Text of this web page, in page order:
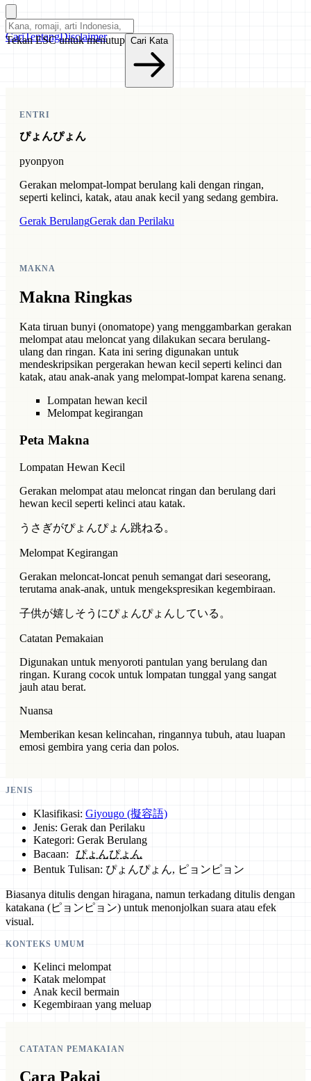
CariTentangDisclaimer
Tekan ESC untuk menutup Cari Kata
ENTRI
ぴょんぴょん
pyonpyon
Gerakan melompat-lompat berulang kali dengan ringan,
seperti kelinci, katak, atau anak kecil yang sedang gembira.
Gerak BerulangGerak dan Perilaku
MAKNA
Makna Ringkas
Kata tiruan bunyi (onomatope) yang menggambarkan gerakan
melompat atau meloncat yang dilakukan secara berulang-
ulang dan ringan. Kata ini sering digunakan untuk
mendeskripsikan pergerakan hewan kecil seperti kelinci dan
katak, atau anak-anak yang melompat-lompat karena senang.
Lompatan hewan kecil
Melompat kegirangan
Peta Makna
Lompatan Hewan Kecil
Gerakan melompat atau meloncat ringan dan berulang dari
hewan kecil seperti kelinci atau katak.
うさぎがぴょんぴょん跳ねる。
Melompat Kegirangan
Gerakan meloncat-loncat penuh semangat dari seseorang,
terutama anak-anak, untuk mengekspresikan kegembiraan.
子供が嬉しそうにぴょんぴょんしている。
Catatan Pemakaian
Digunakan untuk menyoroti pantulan yang berulang dan
ringan. Kurang cocok untuk lompatan tunggal yang sangat
jauh atau berat.
Nuansa
Memberikan kesan kelincahan, ringannya tubuh, atau luapan
emosi gembira yang ceria dan polos.
JENIS
Klasifikasi: Giyougo (擬容語)
Jenis: Gerak dan Perilaku
Kategori: Gerak Berulang
Bacaan:
ぴょんぴょん
Bentuk Tulisan: ぴょんぴょん, ピョンピョン
Biasanya ditulis dengan hiragana, namun terkadang ditulis dengan
katakana (ピョンピョン) untuk menonjolkan suara atau efek
visual.
KONTEKS UMUM
Kelinci melompat
Katak melompat
Anak kecil bermain
Kegembiraan yang meluap
CATATAN PEMAKAIAN
Cara Pakai